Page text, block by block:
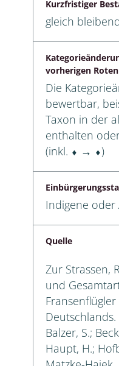
Kurzfristiger
gleich
vorherigen
Die
bewertbar,
Taxon in der
enthalten
(inkl. ⬧ → ⬧)
Indigene
Quelle
Zur Strassen,
und
Balzer, S.;
Haupt, H.;